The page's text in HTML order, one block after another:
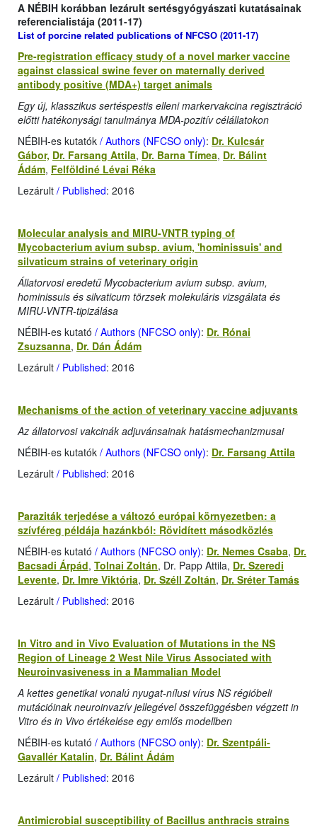
A NÉBIH korábban lezárult sertésgyógyászati kutatásainak
referencialistája (2011-17)
List of porcine related publications of NFCSO (2011-17)
Pre-registration efficacy study of a novel marker vaccine
against classical swine fever on maternally derived
antibody positive (MDA+) target animals
Egy új, klasszikus sertéspestis elleni markervakcina regisztráció
előtti hatékonysági tanulmánya MDA-pozitív célállatokon
NÉBIH-es kutatók / Authors (NFCSO only): Dr. Kulcsár
Gábor, Dr. Farsang Attila, Dr. Barna Tímea, Dr. Bálint
Ádám, Felföldiné Lévai Réka
Lezárult / Published: 2016
Molecular analysis and MIRU-VNTR typing of
Mycobacterium avium subsp. avium, 'hominissuis' and
silvaticum strains of veterinary origin
Állatorvosi eredetű Mycobacterium avium subsp. avium,
hominissuis és silvaticum törzsek molekuláris vizsgálata és
MIRU-VNTR-tipizálása
NÉBIH-es kutató / Authors (NFCSO only): Dr. Rónai
Zsuzsanna, Dr. Dán Ádám
Lezárult / Published: 2016
Mechanisms of the action of veterinary vaccine adjuvants
Az állatorvosi vakcinák adjuvánsainak hatásmechanizmusai
NÉBIH-es kutatók / Authors (NFCSO only): Dr. Farsang Attila
Lezárult / Published: 2016
Paraziták terjedése a változó európai környezetben: a
szívféreg példája hazánkból: Rövidített másodközlés
NÉBIH-es kutató / Authors (NFCSO only): Dr. Nemes Csaba, Dr.
Bacsadi Árpád, Tolnai Zoltán, Dr. Papp Attila, Dr. Szeredi
Levente, Dr. Imre Viktória, Dr. Széll Zoltán, Dr. Sréter Tamás
Lezárult / Published: 2016
In Vitro and in Vivo Evaluation of Mutations in the NS
Region of Lineage 2 West Nile Virus Associated with
Neuroinvasiveness in a Mammalian Model
A kettes genetikai vonalú nyugat-nílusi vírus NS régióbeli
mutációinak neuroinvazív jellegével összefüggésben végzett in
Vitro és in Vivo értékelése egy emlős modellben
NÉBIH-es kutató / Authors (NFCSO only): Dr. Szentpáli-
Gavallér Katalin, Dr. Bálint Ádám
Lezárult / Published: 2016
Antimicrobial susceptibility of Bacillus anthracis strains